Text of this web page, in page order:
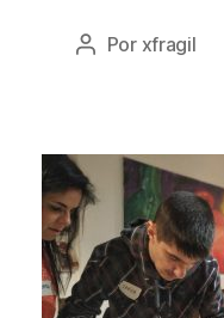
Por xfragil